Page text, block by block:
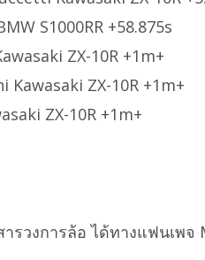
S1000RR +58.875s
ZX-10R +1m+
Kawasaki ZX-10R +1m+
ZX-10R +1m+
รวงการล้อ ได้ทางแฟนเพจ